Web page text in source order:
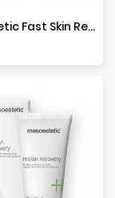
Mesoestetic Fast Skin Repair - 500ml